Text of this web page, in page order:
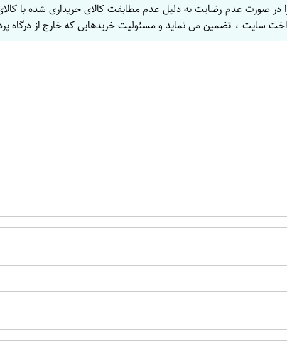
در صورت عدم رضایت به دلیل عدم مطابقت کالای خریداری شده با
سایت ، تضمین می نماید و مسئولیت خریدهایی که خارج از درگاه